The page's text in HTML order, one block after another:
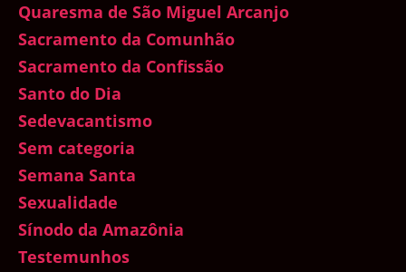
Quaresma de São Miguel Arcanjo
Sacramento da Comunhão
Sacramento da Confissão
Santo do Dia
Sedevacantismo
Sem categoria
Semana Santa
Sexualidade
Sínodo da Amazônia
Testemunhos